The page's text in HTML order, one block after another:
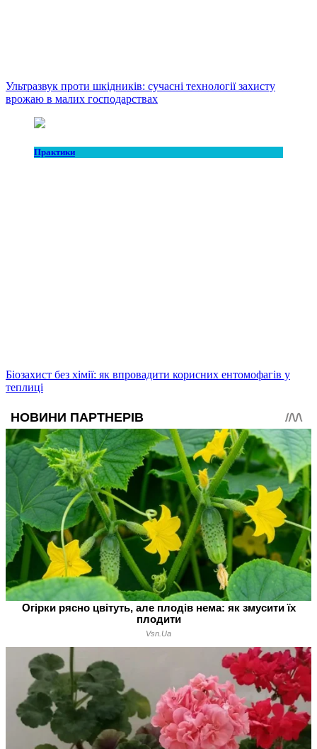
Ультразвук проти шкідників: сучасні технології захисту
врожаю в малих господарствах
Практики
Біозахист без хімії: як впровадити корисних ентомофагів у
теплиці